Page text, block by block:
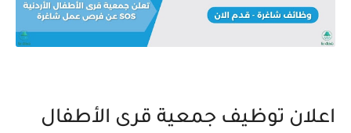
اعلان توظيف جمعية قرى الأطفال